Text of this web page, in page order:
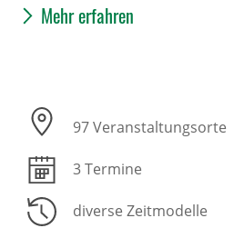
Mehr erfahren
97 Veranstaltungsorte
3 Termine
diverse Zeitmodelle